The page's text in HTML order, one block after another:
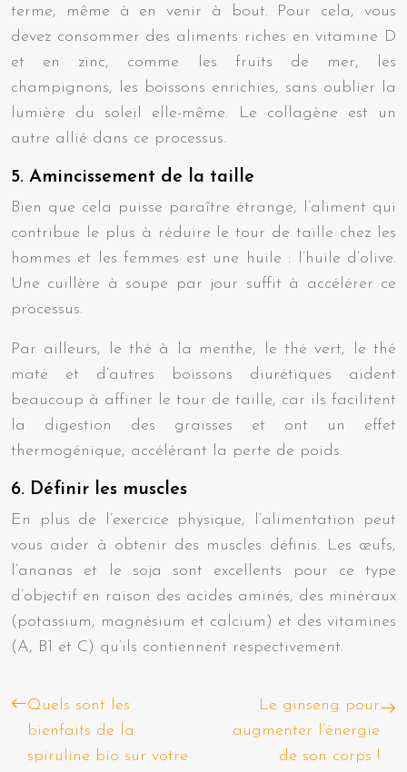
terme, même à en venir à bout. Pour cela, vous
devez consommer des aliments riches en vitamine D
et en zinc, comme les fruits de mer, les
champignons, les boissons enrichies, sans oublier la
lumière du soleil elle-même. Le collagène est un
autre allié dans ce processus.
5. Amincissement de la taille
Bien que cela puisse paraître étrange, l’aliment qui
contribue le plus à réduire le tour de taille chez les
hommes et les femmes est une huile : l’huile d’olive.
Une cuillère à soupe par jour suffit à accélérer ce
processus.
Par ailleurs, le thé à la menthe, le thé vert, le thé
maté et d’autres boissons diurétiques aident
beaucoup à affiner le tour de taille, car ils facilitent
la digestion des graisses et ont un effet
thermogénique, accélérant la perte de poids.
6. Définir les muscles
En plus de l’exercice physique, l’alimentation peut
vous aider à obtenir des muscles définis. Les œufs,
l’ananas et le soja sont excellents pour ce type
d’objectif en raison des acides aminés, des minéraux
(potassium, magnésium et calcium) et des vitamines
(A, B1 et C) qu’ils contiennent respectivement.
Quels sont les
bienfaits de la
spiruline bio sur votre
Le ginseng pour
augmenter l’énergie
de son corps !